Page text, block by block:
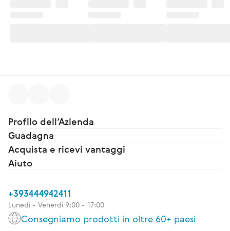
Profilo dell’Azienda
Guadagna
Acquista e ricevi vantaggi
Aiuto
+393444942411
Lunedì - Venerdì 9:00 - 17:00
Consegniamo prodotti in oltre 60+ paesi